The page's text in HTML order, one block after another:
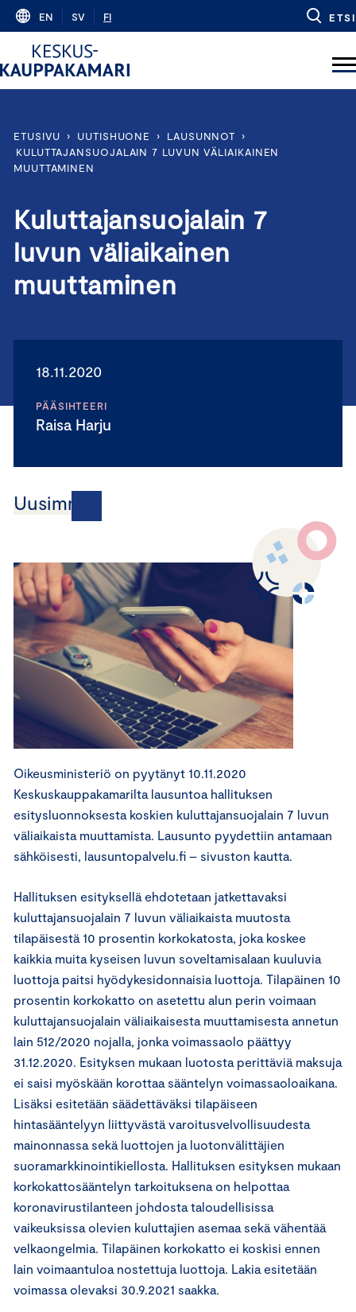
Skip
content
EN SV FI ETSI
ETUSIVU › UUTISHUONE › LAUSUNNOT
›
KULUTTAJANSUOJALAIN 7 LUVUN VÄLIAIKAINEN
MUUTTAMINEN
Kuluttajansuojalain 7
luvun väliaikainen
muuttaminen
18.11.2020
PÄÄSIHTEERI
Raisa Harju
Uusimmat
Oikeusministeriö on pyytänyt 10.11.2020
Keskuskauppakamarilta lausuntoa hallituksen
esitysluonnoksesta koskien kuluttajansuojalain 7 luvun
väliaikaista muuttamista. Lausunto pyydettiin antamaan
sähköisesti, lausuntopalvelu.fi – sivuston kautta.
Hallituksen esityksellä ehdotetaan jatkettavaksi
kuluttajansuojalain 7 luvun väliaikaista muutosta
tilapäisestä 10 prosentin korkokatosta, joka koskee
kaikkia muita kyseisen luvun soveltamisalaan kuuluvia
luottoja paitsi hyödykesidonnaisia luottoja. Tilapäinen 10
prosentin korkokatto on asetettu alun perin voimaan
kuluttajansuojalain väliaikaisesta muuttamisesta annetun
lain 512/2020 nojalla, jonka voimassaolo päättyy
31.12.2020. Esityksen mukaan luotosta perittäviä maksuja
ei saisi myöskään korottaa sääntelyn voimassaoloaikana.
Lisäksi esitetään säädettäväksi tilapäiseen
hintasääntelyyn liittyvästä varoitusvelvollisuudesta
mainonnassa sekä luottojen ja luotonvälittäjien
suoramarkkinointikiellosta. Hallituksen esityksen mukaan
korkokattosääntelyn tarkoituksena on helpottaa
koronavirustilanteen johdosta taloudellisissa
vaikeuksissa olevien kuluttajien asemaa sekä vähentää
velkaongelmia. Tilapäinen korkokatto ei koskisi ennen
lain voimaantuloa nostettuja luottoja. Lakia esitetään
voimassa olevaksi 30.9.2021 saakka.